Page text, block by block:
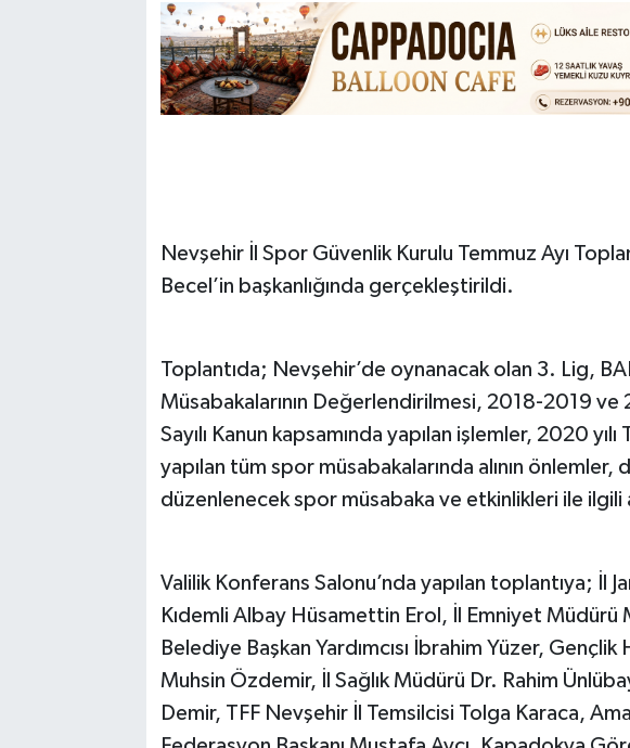
Nevşehir İl Spor Güvenlik Kurulu Temmuz Ayı
Becel’in başkanlığında gerçekleştirildi.
Toplantıda; Nevşehir’de oynanacak olan 3. Lig,
Müsabakalarının Değerlendirilmesi, 2018-2019
Sayılı Kanun kapsamında yapılan işlemler, 2020
yapılan tüm spor müsabakalarında alının
düzenlenecek spor müsabaka ve etkinlikleri ile
Valilik Konferans Salonu’nda yapılan toplantıya; İl
Kıdemli Albay Hüsamettin Erol, İl Emniyet
Belediye Başkan Yardımcısı İbrahim Yüzer,
Muhsin Özdemir, İl Sağlık Müdürü Dr. Rahim
Demir, TFF Nevşehir İl Temsilcisi Tolga Karaca,